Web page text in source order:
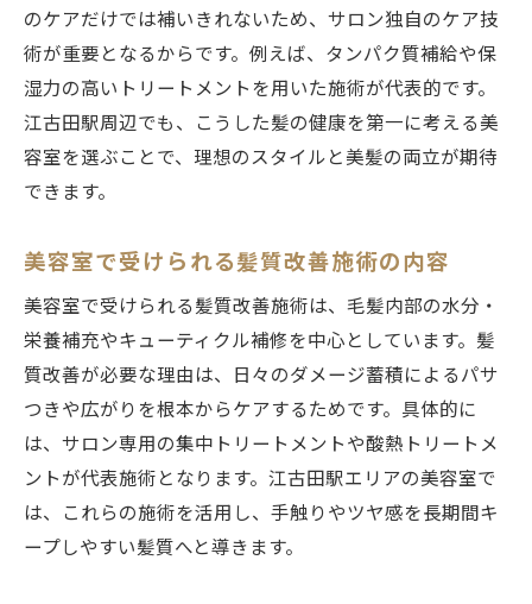
のケアだけでは補いきれないため、サロン独自のケア技
術が重要となるからです。例えば、タンパク質補給や保
湿力の高いトリートメントを用いた施術が代表的です。
江古田駅周辺でも、こうした髪の健康を第一に考える美
容室を選ぶことで、理想のスタイルと美髪の両立が期待
できます。
美容室で受けられる髪質改善施術の内容
美容室で受けられる髪質改善施術は、毛髪内部の水分・
栄養補充やキューティクル補修を中心としています。髪
質改善が必要な理由は、日々のダメージ蓄積によるパサ
つきや広がりを根本からケアするためです。具体的に
は、サロン専用の集中トリートメントや酸熱トリートメ
ントが代表施術となります。江古田駅エリアの美容室で
は、これらの施術を活用し、手触りやツヤ感を長期間キ
ープしやすい髪質へと導きます。